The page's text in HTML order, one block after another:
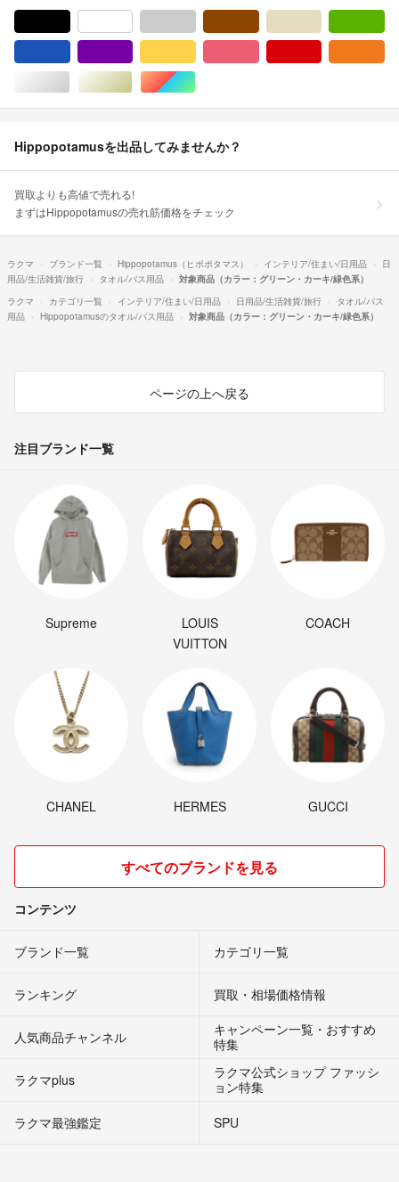
シルバー/銀色系ゴールド/金色系マルチカラー
Hippopotamusを出品してみませんか？
買取よりも高値で売れる!
まずはHippopotamusの売れ筋価格をチェック
ラクマ ブランド一覧 Hippopotamus（ヒポポタマス） インテリア/住まい/日用品
日
用品/生活雑貨/旅行
タオル/バス用品
対象商品（カラー：グリーン・カーキ/緑色系）
ラクマ
カテゴリ一覧 インテリア/住まい/日用品 日用品/生活雑貨/旅行
タオル/バス
用品
Hippopotamusのタオル/バス用品 対象商品（カラー：グリーン・カーキ/緑色系）
ページの上へ戻る
注目ブランド一覧
Supreme
LOUIS
VUITTON
COACH
CHANEL HERMES GUCCI
すべてのブランドを見る
コンテンツ
ブランド一覧 カテゴリ一覧
ランキング 買取・相場価格情報
人気商品チャンネル
キャンペーン一覧・おすすめ
特集
ラクマplus
ラクマ公式ショップ ファッシ
ョン特集
ラクマ最強鑑定
SPU